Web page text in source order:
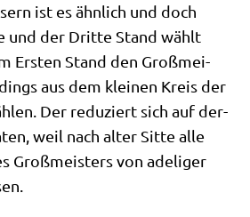
ist es ähn­lich und doch
und der Drit­te Stand wählt
Ersten Stand den Groß­mei­
aus dem klei­nen Kreis der
Der redu­ziert sich auf der­
weil nach alter Sit­te alle
Groß­mei­sters von ade­li­ger